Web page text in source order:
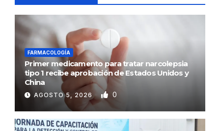
FARMACOLOGÍA
Primer medicamento para tratar narcolepsia
tipo 1 recibe aprobación de Estados Unidos y
China
AGOSTO 5, 2026 0